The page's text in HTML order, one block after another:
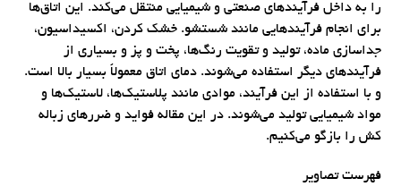
را به داخل فرآیندهای صنعتی و شیمیایی منتقل می‌کند. این اتاق‌ها
برای انجام فرآیندهایی مانند شستشو. خشک کردن، اکسیداسیون،
جداسازی ماده، تولید و تقویت رنگ‌ها، پخت و پز و بسیاری از
فرآیندهای دیگر استفاده می‌شوند. دمای اتاق معمولاً بسیار بالا است.
و با استفاده از این فرآیند، موادی مانند پلاستیک‌ها، لاستیک‌ها و
مواد شیمیایی تولید می‌شوند. در این مقاله فواید و ضررهای زباله
کش را بازگو می‌کنیم.
فهرست تصاویر